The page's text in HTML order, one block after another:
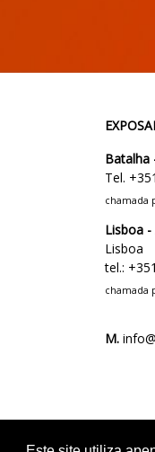
Batalha
Tel.
chamada
Lisboa -
Lisboa
tel.:
chamada
M.